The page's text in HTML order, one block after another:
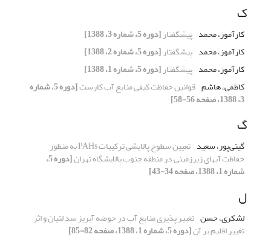
ک
کارآموز، محمد پیشگفتار[دوره 5، شماره 3، 1388]
کارآموز، محمد پیشگفتار[دوره 5، شماره 2، 1388]
کارآموز، محمد پیشگفتار[دوره 5، شماره 1، 1388]
کاظمی، هاشم قوانین حفاظت کیفی منابع آب کارست [دوره 5، شماره
3، 1388، صفحه 56-58]
گ
گیتی‌پور، سعید تعیین سطوح پالایشی ترکیبات PAHs به منظور
حفاظت آبهای زیرزمینی در منطقه جنوب پالایشگاه تهران [دوره 5،
شماره 1، 1388، صفحه 34-43]
ل
لشکری، حسن تغییر پذیری منابع آب در حوضه آبریز سد لتیان و اثر
تغییر اقلیم بر آن[دوره 5، شماره 1، 1388، صفحه 82-85]